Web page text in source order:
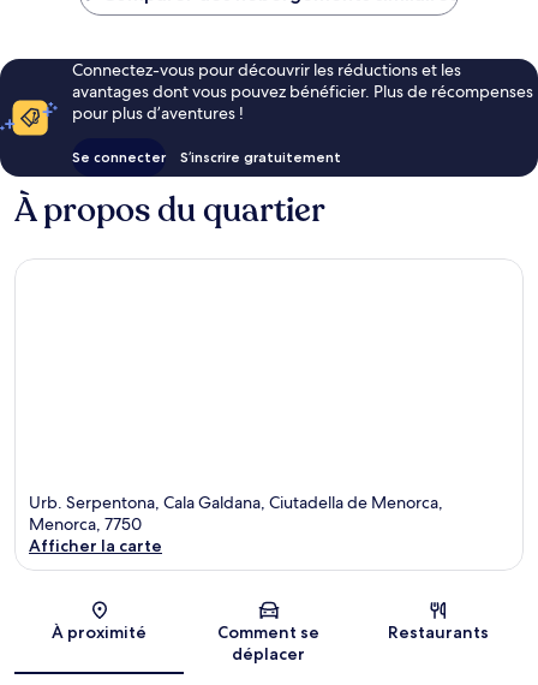
Connectez-vous pour découvrir les réductions et les
avantages dont vous pouvez bénéficier. Plus de récompenses
pour plus d’aventures !
Se connecter S’inscrire gratuitement
À propos du quartier
Urb. Serpentona, Cala Galdana, Ciutadella de Menorca,
Menorca, 7750
Afficher la carte
À proximité
Comment se
déplacer
Restaurants